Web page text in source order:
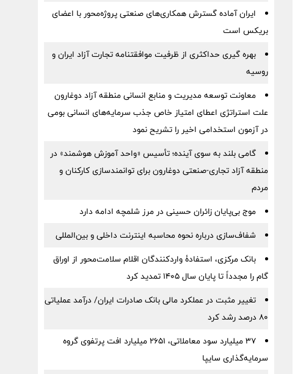
ایران آماده گسترش همکاری‌های صنعتی پروژه‌محور با اعضای
بریکس است
بهره گیری حداکثری از ظرفیت موافقتنامه تجارت آزاد ایران و
روسیه
معاونت توسعه مدیریت و منابع انسانی منطقه آزاد دوغارون
علت استراتژی اعطای امتیاز خاص جذب سرمایه‌های انسانی بومی
در آزمون استخدامی اخیر را تشریح نمود
گامی بلند به سوی آینده؛ تأسیس «واحد آموزش هوشمند» در
منطقه آزاد تجاری-صنعتی دوغارون برای توانمندسازی کارکنان و
مردم
موج بی‌پایان زائران حسینی در مرز شلمچه ادامه دارد
شفاف‌سازی درباره نحوه محاسبه اینترنت داخلی و بین‌المللی
بانک مرکزی، استفادۀ واردکنندگان اقلام سلامت‌محور از اوراق
گام را مجدداً تا پایان سال ۱۴۰۵ تمدید کرد
تغییر مثبت در عملکرد مالی بانک صادرات ایران/ درآمد عملیاتی
80 درصد رشد کرد
۳۷ میلیارد سود معاملاتی، ۲۶۵۱ میلیارد افت پرتفوی گروه
سرمایه‌گذاری سایپا